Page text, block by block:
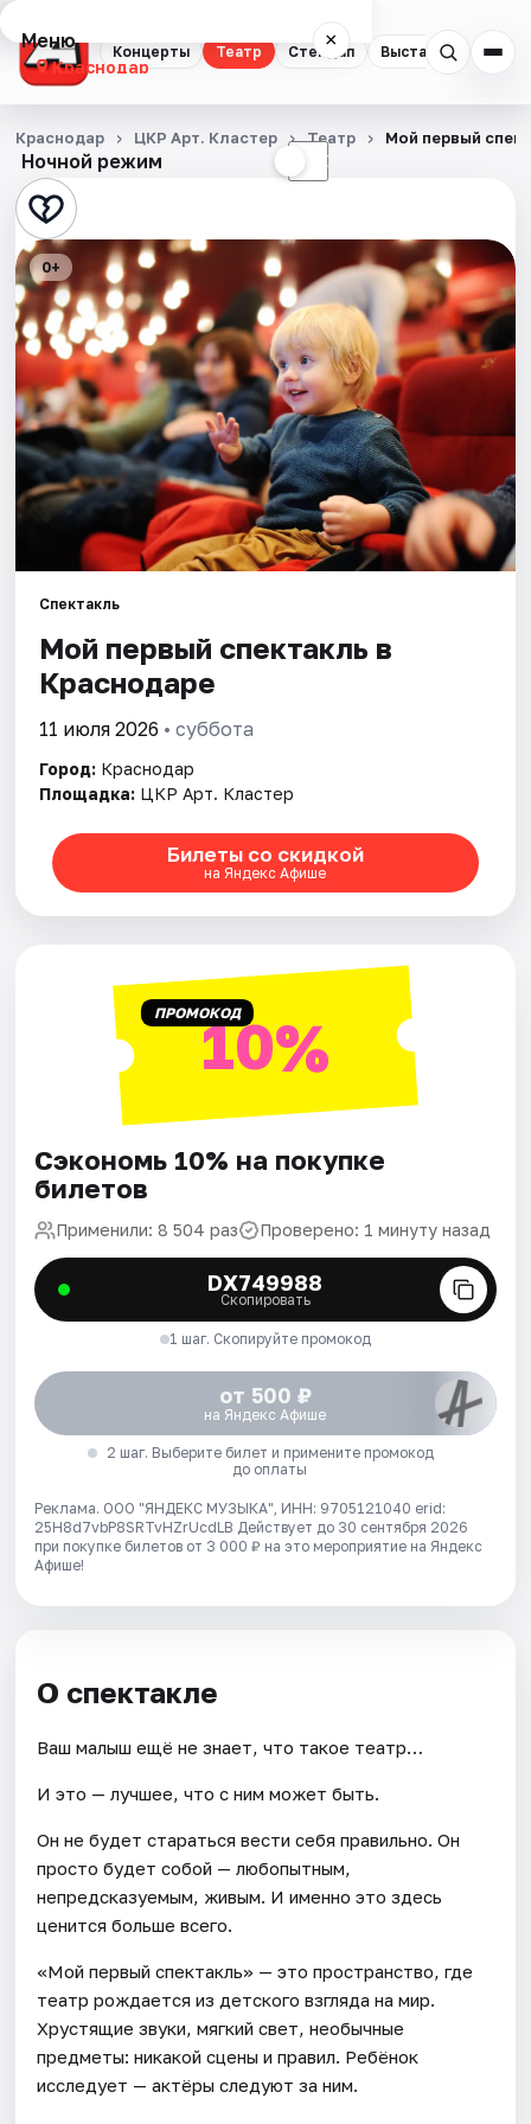
Концерты Театр Стендап Выставки
Меню ×
Краснодар
Концерты
Театр
Стендап
Выставки
Квесты
Экскурсии
Спорт
События
Площадки
Артисты
Ночной режим ☾
Краснодар ЦКР Арт. Кластер Театр Мой первый
0+
Спектакль
Мой первый спектакль в
Краснодаре
11 июля 2026 • суббота
Город: Краснодар
Площадка: ЦКР Арт. Кластер
Билеты со скидкой
на Яндекс Афише
ПРОМОКОД10%
Сэкономь 10% на покупке
билетов
Применили: 8 504 раз Проверено: 1 минуту назад
DX749988
Скопировать
1 шаг. Скопируйте промокод
от 500 ₽
на Яндекс Афише
2 шаг. Выберите билет и примените промокод
до оплаты
Реклама. ООО "ЯНДЕКС МУЗЫКА", ИНН: 9705121040 erid:
25H8d7vbP8SRTvHZrUcdLB Действует до 30 сентября 2026
при покупке билетов от 3 000 ₽ на это мероприятие на Яндекс
Афише!
О спектакле
Ваш малыш ещё не знает, что такое театр…
И это — лучшее, что с ним может быть.
Он не будет стараться вести себя правильно. Он
просто будет собой — любопытным,
непредсказуемым, живым. И именно это здесь
ценится больше всего.
«Мой первый спектакль» — это пространство, где
театр рождается из детского взгляда на мир.
Хрустящие звуки, мягкий свет, необычные
предметы: никакой сцены и правил. Ребёнок
исследует — актёры следуют за ним.